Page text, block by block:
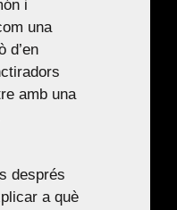
i
una
d’en
amb una
després
a què